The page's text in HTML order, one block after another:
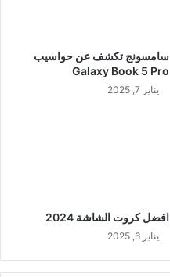
سامسونج تكشف عن حواسيب
Galaxy Book 5 Pro
يناير 7, 2025
افضل كروت الشاشة 2024
يناير 6, 2025